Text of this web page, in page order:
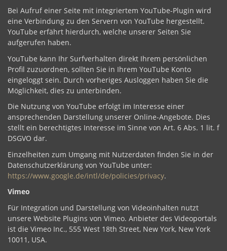
Bei Aufruf einer Seite mit integriertem YouTube-Plugin wird
eine Verbindung zu den Servern von YouTube hergestellt.
YouTube erfährt hierdurch, welche unserer Seiten Sie
aufgerufen haben.
YouTube kann Ihr Surfverhalten direkt Ihrem persönlichen
Profil zuzuordnen, sollten Sie in Ihrem YouTube Konto
eingeloggt sein. Durch vorheriges Ausloggen haben Sie die
Möglichkeit, dies zu unterbinden.
Die Nutzung von YouTube erfolgt im Interesse einer
ansprechenden Darstellung unserer Online-Angebote. Dies
stellt ein berechtigtes Interesse im Sinne von Art. 6 Abs. 1 lit. f
DSGVO dar.
Einzelheiten zum Umgang mit Nutzerdaten finden Sie in der
Datenschutzerklärung von YouTube unter:
https://www.google.de/intl/de/policies/privacy.
Vimeo
Für Integration und Darstellung von Videoinhalten nutzt
unsere Website Plugins von Vimeo. Anbieter des Videoportals
ist die Vimeo Inc., 555 West 18th Street, New York, New York
10011, USA.